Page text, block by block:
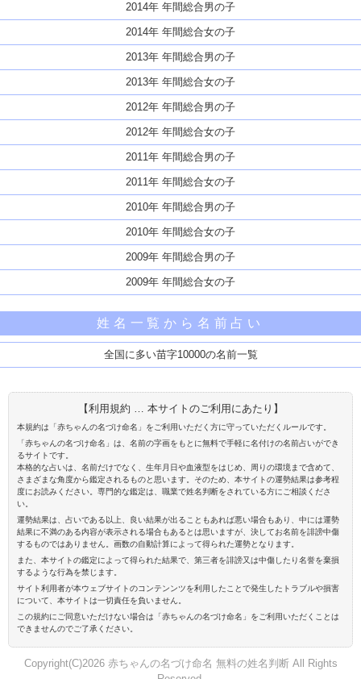
2014年 年間総合男の子
2014年 年間総合女の子
2013年 年間総合男の子
2013年 年間総合女の子
2012年 年間総合男の子
2012年 年間総合女の子
2011年 年間総合男の子
2011年 年間総合女の子
2010年 年間総合男の子
2010年 年間総合女の子
2009年 年間総合男の子
2009年 年間総合女の子
姓名一覧から名前占い
全国に多い苗字10000の名前一覧
【利用規約 … 本サイトのご利用にあたり】
本規約は「赤ちゃんの名づけ命名」をご利用いただく方に守っていただくルールです。
「赤ちゃんの名づけ命名」は、名前の字画をもとに無料で手軽に名付けの名前占いができ
るサイトです。
本格的な占いは、名前だけでなく、生年月日や血液型をはじめ、周りの環境まで含めて、
さまざまな角度から鑑定されるものと思います。そのため、本サイトの運勢結果は参考程
度にお読みください。専門的な鑑定は、職業で姓名判断をされている方にご相談くださ
い。
運勢結果は、占いである以上、良い結果が出ることもあれば悪い場合もあり、中には運勢
結果に不満のある内容が表示される場合もあるとは思いますが、決してお名前を誹謗中傷
するものではありません。画数の自動計算によって得られた運勢となります。
また、本サイトの鑑定によって得られた結果で、第三者を誹謗又は中傷したり名誉を棄損
するような行為を禁じます。
サイト利用者が本ウェブサイトのコンテンンツを利用したことで発生したトラブルや損害
について、本サイトは一切責任を負いません。
この規約にご同意いただけない場合は「赤ちゃんの名づけ命名」をご利用いただくことは
できませんのでご了承ください。
Copyright(C)2026 赤ちゃんの名づけ命名 無料の姓名判断 All Rights